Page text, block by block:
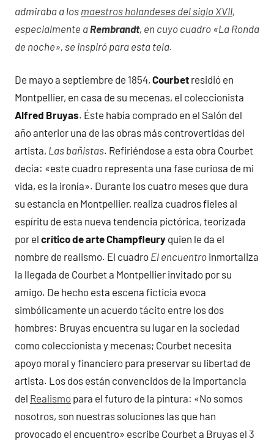
admiraba a los maestros holandeses del siglo XVII,
especialmente a Rembrandt, en cuyo cuadro «La Ronda
de noche», se inspiró para esta tela.
De mayo a septiembre de 1854, Courbet residió en
Montpellier, en casa de su mecenas, el coleccionista
Alfred Bruyas. Éste había comprado en el Salón del
año anterior una de las obras más controvertidas del
artista, Las bañistas. Refiriéndose a esta obra Courbet
decía: «este cuadro representa una fase curiosa de mi
vida, es la ironía». Durante los cuatro meses que dura
su estancia en Montpellier, realiza cuadros fieles al
espíritu de esta nueva tendencia pictórica, teorizada
por el crítico de arte Champfleury quien le da el
nombre de realismo. El cuadro El encuentro inmortaliza
la llegada de Courbet a Montpellier invitado por su
amigo. De hecho esta escena ficticia evoca
simbólicamente un acuerdo tácito entre los dos
hombres: Bruyas encuentra su lugar en la sociedad
como coleccionista y mecenas; Courbet necesita
apoyo moral y financiero para preservar su libertad de
artista. Los dos están convencidos de la importancia
del Realismo para el futuro de la pintura: «No somos
nosotros, son nuestras soluciones las que han
provocado el encuentro» escribe Courbet a Bruyas el 3